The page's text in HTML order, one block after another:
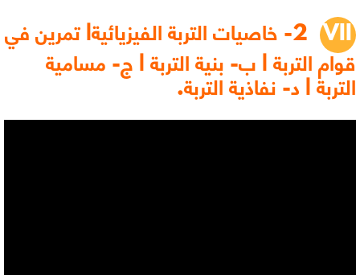
2- خاصيات التربة الفيزيائية| تمرين في
قوام التربة | ب- بنية التربة | ج- مسامية
التربة | د- نفاذية التربة.